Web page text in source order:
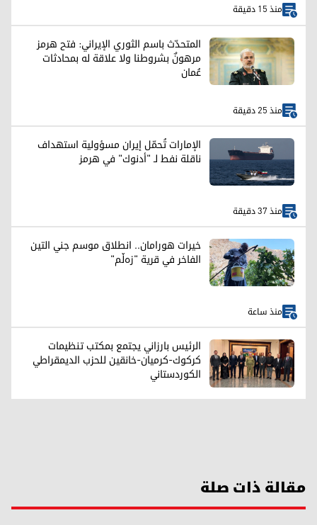
منذ 15 دقيقة
المتحدّث باسم الثوري الإيراني: فتح هرمز
مرهونٌ بشروطنا ولا علاقة له بمحادثات
عُمان
منذ 25 دقيقة
الإمارات تُحمّل إيران مسؤولية استهداف
ناقلة نفط لـ "أدنوك" في هرمز
منذ 37 دقيقة
خيرات هورامان.. انطلاق موسم جني التين
الفاخر في قرية "زەڵم"
منذ ساعة
الرئيس بارزاني يجتمع بمكتب تنظيمات
كركوك-كرميان-خانقين للحزب الديمقراطي
الكوردستاني
مقالة ذات صلة